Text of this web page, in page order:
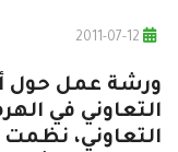
ورشة عمل حول
التعاوني في
التعاوني،